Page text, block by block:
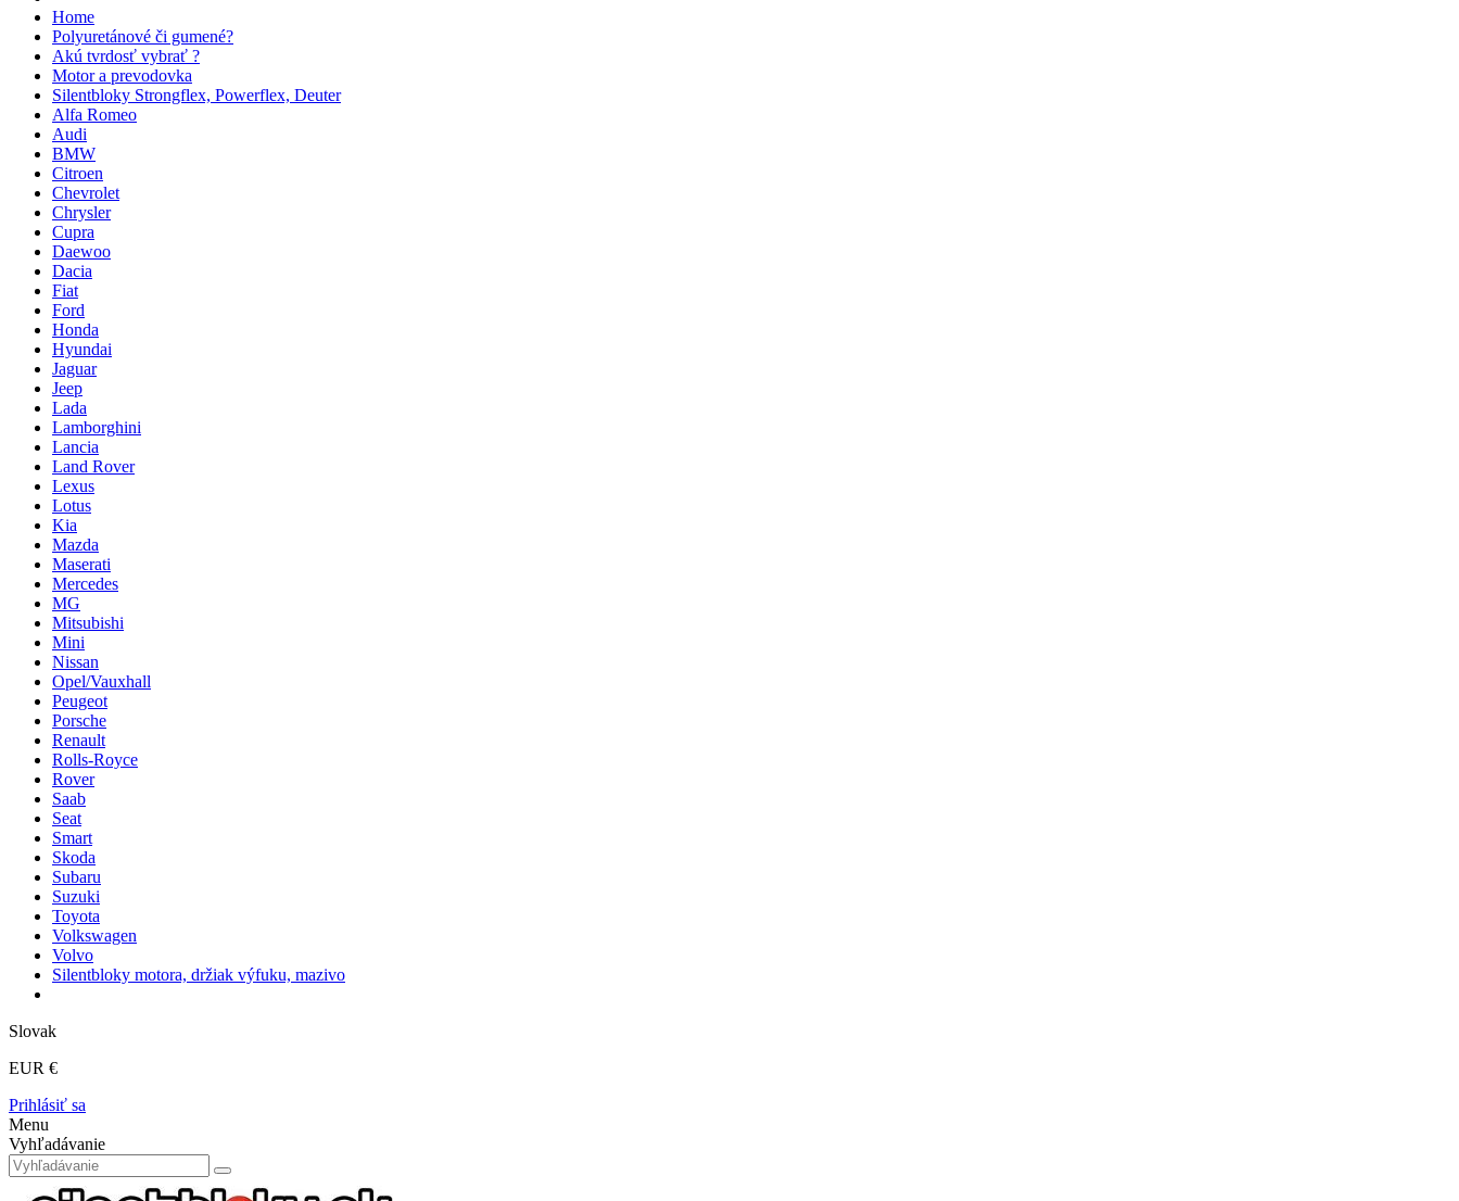
Home
Polyuretánové či gumené?
Akú tvrdosť vybrať ?
Motor a prevodovka
Silentbloky Strongflex, Powerflex, Deuter
Alfa Romeo
Audi
BMW
Citroen
Chevrolet
Chrysler
Cupra
Daewoo
Dacia
Fiat
Ford
Honda
Hyundai
Jaguar
Jeep
Lada
Lamborghini
Lancia
Land Rover
Lexus
Lotus
Kia
Mazda
Maserati
Mercedes
MG
Mitsubishi
Mini
Nissan
Opel/Vauxhall
Peugeot
Porsche
Renault
Rolls-Royce
Rover
Saab
Seat
Smart
Skoda
Subaru
Suzuki
Toyota
Volkswagen
Volvo
Silentbloky motora, držiak výfuku, mazivo
Slovak
EUR €
Prihlásiť sa
Menu
Vyhľadávanie